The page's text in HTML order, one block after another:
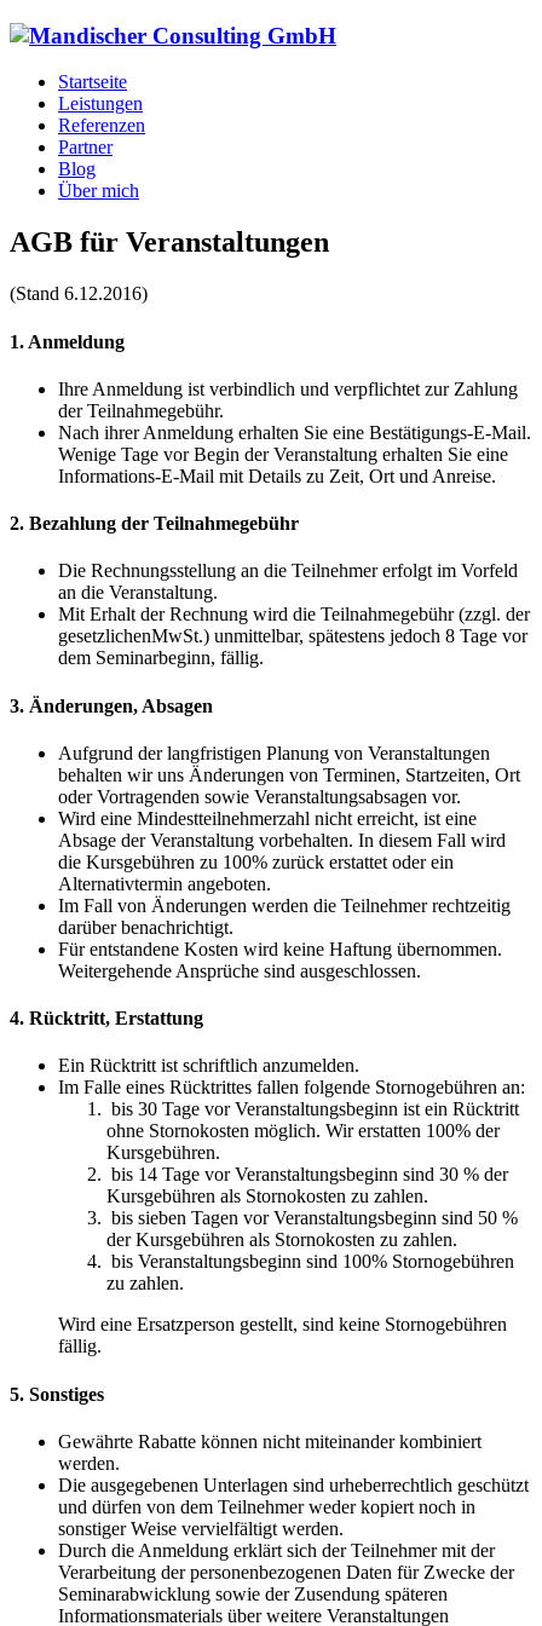
Startseite
Leistungen
Referenzen
Partner
Blog
Über mich
AGB für Veranstaltungen
(Stand 6.12.2016)
1. Anmeldung
Ihre Anmeldung ist verbindlich und verpflichtet zur Zahlung
der Teilnahmegebühr.
Nach ihrer Anmeldung erhalten Sie eine Bestätigungs-E-Mail.
Wenige Tage vor Begin der Veranstaltung erhalten Sie eine
Informations-E-Mail mit Details zu Zeit, Ort und Anreise.
2. Bezahlung der Teilnahmegebühr
Die Rechnungsstellung an die Teilnehmer erfolgt im Vorfeld
an die Veranstaltung.
Mit Erhalt der Rechnung wird die Teilnahmegebühr (zzgl. der
gesetzlichenMwSt.) unmittelbar, spätestens jedoch 8 Tage vor
dem Seminarbeginn, fällig.
3. Änderungen, Absagen
Aufgrund der langfristigen Planung von Veranstaltungen
behalten wir uns Änderungen von Terminen, Startzeiten, Ort
oder Vortragenden sowie Veranstaltungsabsagen vor.
Wird eine Mindestteilnehmerzahl nicht erreicht, ist eine
Absage der Veranstaltung vorbehalten. In diesem Fall wird
die Kursgebühren zu 100% zurück erstattet oder ein
Alternativtermin angeboten.
Im Fall von Änderungen werden die Teilnehmer rechtzeitig
darüber benachrichtigt.
Für entstandene Kosten wird keine Haftung übernommen.
Weitergehende Ansprüche sind ausgeschlossen.
4. Rücktritt, Erstattung
Ein Rücktritt ist schriftlich anzumelden.
Im Falle eines Rücktrittes fallen folgende Stornogebühren an:
bis 30 Tage vor Veranstaltungsbeginn ist ein Rücktritt
ohne Stornokosten möglich. Wir erstatten 100% der
Kursgebühren.
bis 14 Tage vor Veranstaltungsbeginn sind 30 % der
Kursgebühren als Stornokosten zu zahlen.
bis sieben Tagen vor Veranstaltungsbeginn sind 50 %
der Kursgebühren als Stornokosten zu zahlen.
bis Veranstaltungsbeginn sind 100% Stornogebühren
zu zahlen.
Wird eine Ersatzperson gestellt, sind keine Stornogebühren
fällig.
5. Sonstiges
Gewährte Rabatte können nicht miteinander kombiniert
werden.
Die ausgegebenen Unterlagen sind urheberrechtlich geschützt
und dürfen von dem Teilnehmer weder kopiert noch in
sonstiger Weise vervielfältigt werden.
Durch die Anmeldung erklärt sich der Teilnehmer mit der
Verarbeitung der personenbezogenen Daten für Zwecke der
Seminarabwicklung sowie der Zusendung späteren
Informationsmaterials über weitere Veranstaltungen